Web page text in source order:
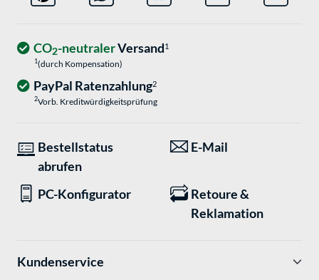
CO2-neutralerVersand1
1(durch Kompensation)
PayPal Ratenzahlung2
2Vorb. Kreditwürdigkeitsprüfung
Bestellstatus
abrufen
E-Mail
PC-Konfigurator
Retoure &
Reklamation
Kundenservice